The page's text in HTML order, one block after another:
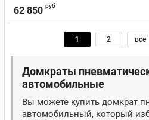
62 850 руб
1 2 все
Домкраты
автомобильные
Вы можете купить домкрат
автомобильный, который